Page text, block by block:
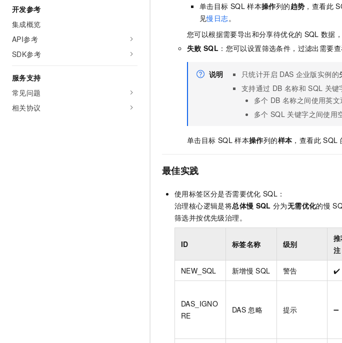
开发参考
集成概览
API参考
SDK参考
服务支持
常见问题
相关协议
单击目标 SQL 样本操作列的趋势 ，查看此
见慢日志。
您可以根据需要导出和分享待优化的 SQL 数据
失败 SQL ：您可以设置筛选条件，过滤出需要
说明 只统计开启 DAS 企业版实例的
支持通过 DB 名称和 SQL 关键
多个 DB 名称之间使用英文
多个 SQL 关键字之间使用
单击目标 SQL 样本操作列的样本 ，查看此 SQL
最佳实践
使用标签区分是否需要优化 SQL：
治理核心逻辑是将总体慢 SQL 分为无需优化的慢
筛选并按优先级治理。
ID 标签名称 级别
注
NEW_SQL 新增慢 SQL 警告 ✔️
DAS_IGNO
RE
DAS 忽略 提示 ➖